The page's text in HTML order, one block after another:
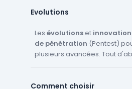
Evolutions
Les évolutionset
de pénétration (Pentest)
plusieurs avancées. Tout
technologies permettront
Comment choisir